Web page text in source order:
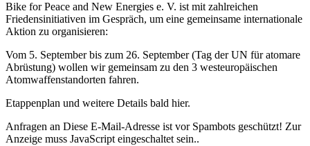
Bike for Peace and New Energies e. V. ist mit zahlreichen
Friedensinitiativen im Gespräch, um eine gemeinsame internationale
Aktion zu organisieren:
Vom 5. September bis zum 26. September (Tag der UN für atomare
Abrüstung) wollen wir gemeinsam zu den 3 westeuropäischen
Atomwaffenstandorten fahren.
Etappenplan und weitere Details bald hier.
Anfragen an Diese E-Mail-Adresse ist vor Spambots geschützt! Zur
Anzeige muss JavaScript eingeschaltet sein..